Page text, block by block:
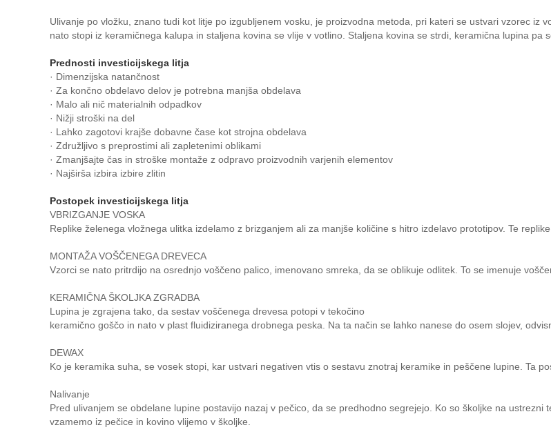
Ulivanje po vložku, znano tudi kot litje po izgubljenem vosku, je proizvodna metoda, pri kateri se ustvari vzorec iz
nato stopi iz keramičnega kalupa in staljena kovina se vlije v votlino. Staljena kovina se strdi, keramična lupina pa
Prednosti investicijskega litja
· Dimenzijska natančnost
· Za končno obdelavo delov je potrebna manjša obdelava
· Malo ali nič materialnih odpadkov
· Nižji stroški na del
· Lahko zagotovi krajše dobavne čase kot strojna obdelava
· Združljivo s preprostimi ali zapletenimi oblikami
· Zmanjšajte čas in stroške montaže z odpravo proizvodnih varjenih elementov
· Najširša izbira izbire zlitin
Postopek investicijskega litja
VBRIZGANJE VOSKA
Replike želenega vložnega ulitka izdelamo z brizganjem ali za manjše količine s hitro izdelavo prototipov. Te
MONTAŽA VOŠČENEGA DREVECA
Vzorci se nato pritrdijo na osrednjo voščeno palico, imenovano smreka, da se oblikuje odlitek. To se imenuje
KERAMIČNA ŠKOLJKA ZGRADBA
Lupina je zgrajena tako, da sestav voščenega drevesa potopi v tekočino
keramično goščo in nato v plast fluidiziranega drobnega peska. Na ta način se lahko nanese do osem slojev,
DEWAX
Ko je keramika suha, se vosek stopi, kar ustvari negativen vtis o sestavu znotraj keramike in peščene lupine. Ta
Nalivanje
Pred ulivanjem se obdelane lupine postavijo nazaj v pečico, da se predhodno segrejejo. Ko so školjke na
vzamemo iz pečice in kovino vlijemo v školjke.